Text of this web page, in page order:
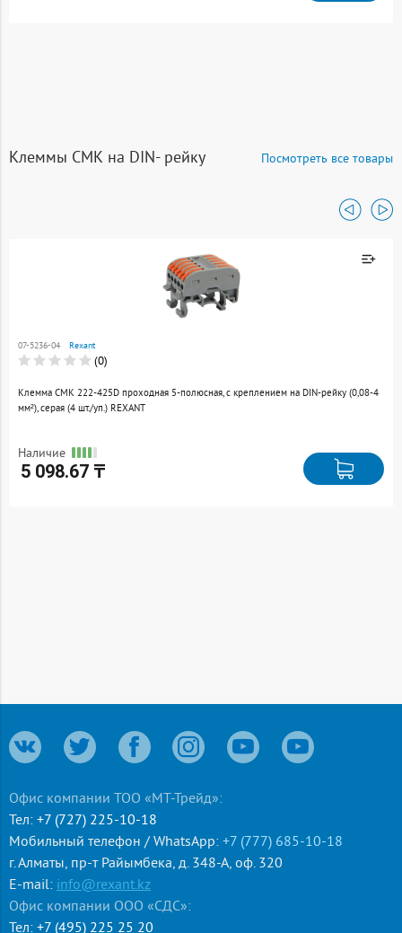
Клеммы СМК на DIN- рейку Посмотреть все товары
Товар добавлен к
07-5236-04 Rexant
(0)
Клемма СМК 222-425D проходная 5-полюсная, с креплением на DIN-рейку (0,08-4
мм²), серая (4 шт./уп.) REXANT
Наличие
5 098.67 ₸
Офис компании ТОО «МТ-Трейд»:
Тел: +7 (727) 225-10-18
Мобильный телефон / WhatsApp: +7 (777) 685-10-18
г. Алматы, пр-т Райымбека, д. 348-А, оф. 320
E-mail: info@rexant.kz
Офис компании ООО «СДС»:
Тел: +7 (495) 225 25 20